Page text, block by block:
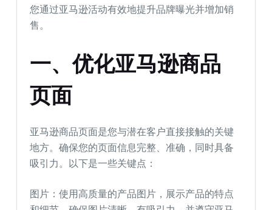
您通过亚马逊活动有效地提升品牌曝光并增加销
售。
一、优化亚马逊商品
页面
亚马逊商品页面是您与潜在客户直接接触的关键
地方。确保您的页面信息完整、准确，同时具备
吸引力。以下是一些关键点：
图片：使用高质量的产品图片，展示产品的特点